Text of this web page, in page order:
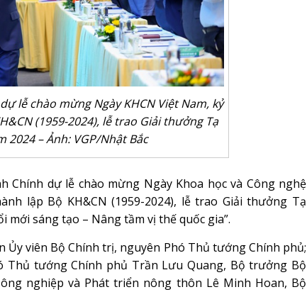
lễ chào mừng Ngày KHCN Việt Nam, kỷ
(1959-2024), lễ trao Giải thưởng Tạ
2024 – Ảnh: VGP/Nhật Bắc
Chính dự lễ chào mừng Ngày Khoa học và Công nghệ
lập Bộ KH&CN (1959-2024), lễ trao Giải thưởng Tạ
mới sáng tạo – Nâng tầm vị thế quốc gia”.
Ủy viên Bộ Chính trị, nguyên Phó Thủ tướng Chính phủ;
Thủ tướng Chính phủ Trần Lưu Quang, Bộ trưởng Bộ
nghiệp và Phát triển nông thôn Lê Minh Hoan, Bộ